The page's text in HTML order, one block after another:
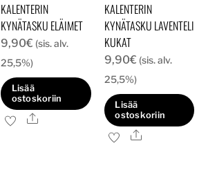
KALENTERIN
KYNÄTASKU ELÄIMET
9,90€ (sis. alv.
25,5%)
Lisää
ostoskoriin
Ale
KALENTERIN
KYNÄTASKU LAVENTELI
KUKAT
9,90€ (sis. alv.
25,5%)
Lisää
ostoskoriin
Ale